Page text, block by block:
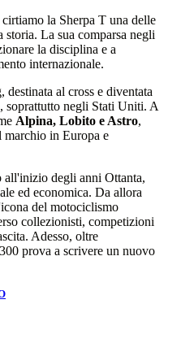
la Sherpa T una delle
La sua comparsa negli
la disciplina e a
internazionale.
al cross e diventata
soprattutto negli Stati Uniti. A
Alpina, Lobito e Astro,
in Europa e
degli anni Ottanta,
ed economica. Da allora
del motociclismo
collezionisti, competizioni
Adesso, oltre
prova a scrivere un nuovo